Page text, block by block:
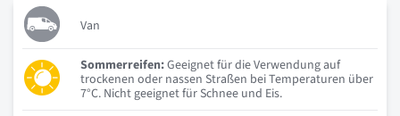
Van
Sommerreifen:Geeignet für die Verwendung auf
trockenen oder nassen Straßen bei Temperaturen über
7°C. Nicht geeignet für Schnee und Eis.